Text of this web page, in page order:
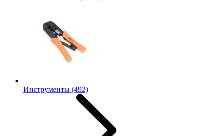
Инструменты (492)